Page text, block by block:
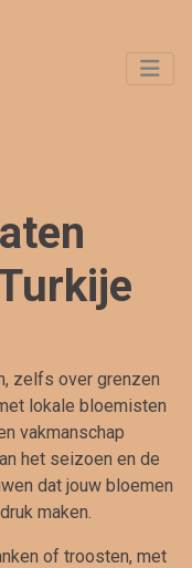
zelfs over grenzen
lokale bloemisten
vakmanschap
het seizoen en de
dat jouw bloemen
maken.
of troosten, met